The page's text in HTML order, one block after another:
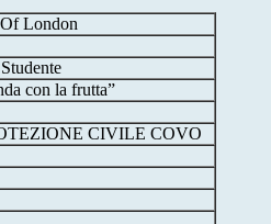
London
con la frutta”
CIVILE COVO